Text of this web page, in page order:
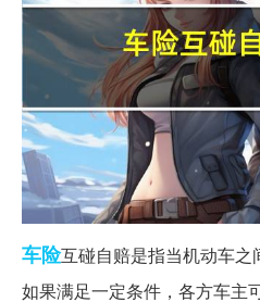
车险互碰自赔是指当机动车之
如果满足一定条件，各方车主